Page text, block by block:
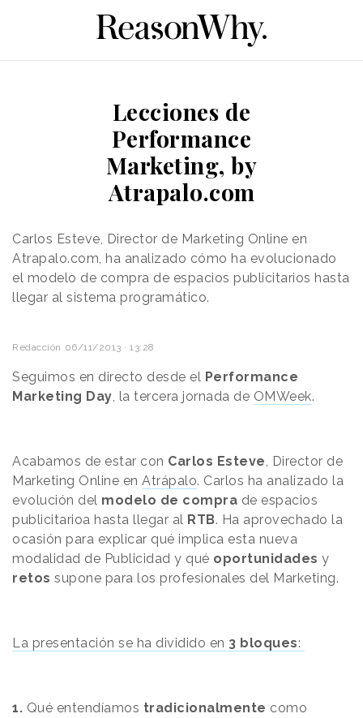
Lecciones de
Performance
Marketing, by
Atrapalo.com
Carlos Esteve, Director de Marketing Online en
Atrapalo.com, ha analizado cómo ha evolucionado
el modelo de compra de espacios publicitarios hasta
llegar al sistema programático.
Redacción 06/11/2013 · 13:28
Seguimos en directo desde el Performance
Marketing Day , la tercera jornada de OMWeek.
Acabamos de estar con Carlos Esteve , Director de
Marketing Online en Atrápalo. Carlos ha analizado la
evolución del modelo de compra de espacios
publicitarioa hasta llegar al RTB. Ha aprovechado la
ocasión para explicar qué implica esta nueva
modalidad de Publicidad y qué oportunidades y
retos supone para los profesionales del Marketing.
La presentación se ha dividido en 3 bloques:
1. Qué entendíamos tradicionalmente como